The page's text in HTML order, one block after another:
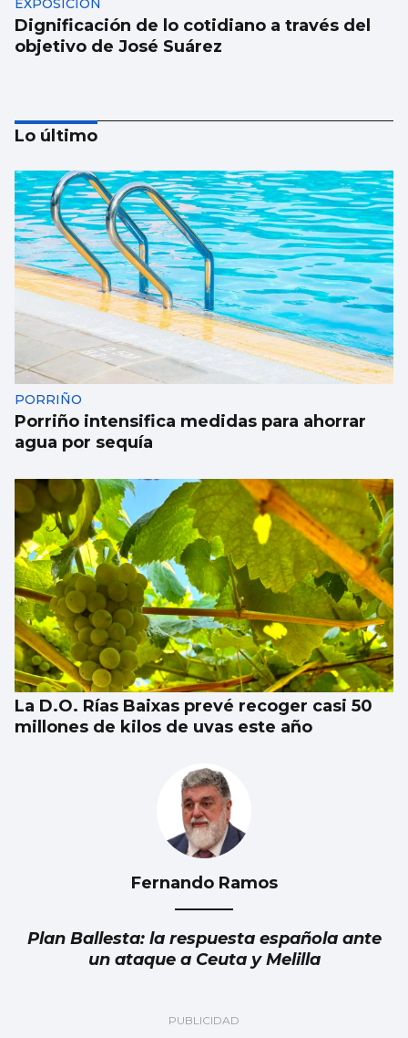
EXPOSICIÓN
Dignificación de lo cotidiano a través del
objetivo de José Suárez
MÚSICA
Lucas Paulano representará a España en
Eurovisión Junior 2026
Lo último
PORRIÑO
Porriño intensifica medidas para ahorrar
agua por sequía
La D.O. Rías Baixas prevé recoger casi 50
millones de kilos de uvas este año
Fernando Ramos
Plan Ballesta: la respuesta española ante
un ataque a Ceuta y Melilla